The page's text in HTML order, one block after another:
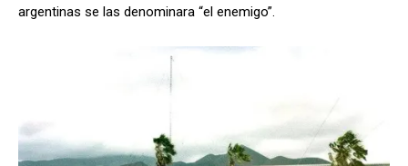
argentinas se las denominara “el enemigo”.